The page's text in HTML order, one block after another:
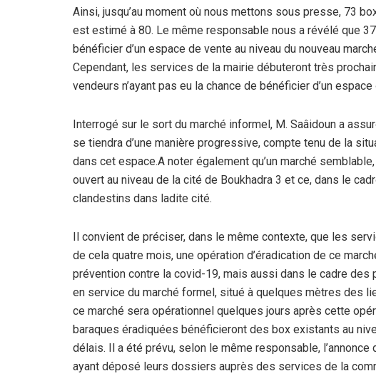
Ainsi, jusqu’au moment où nous mettons sous presse, 73
est estimé à 80. Le même responsable nous a révélé que
bénéficier d’un espace de vente au niveau du nouveau
Cependant, les services de la mairie débuteront très
vendeurs n’ayant pas eu la chance de bénéficier d’un
Interrogé sur le sort du marché informel, M. Saâidoun a
se tiendra d’une manière progressive, compte tenu de la
dans cet espace.A noter également qu’un marché
ouvert au niveau de la cité de Boukhadra 3 et ce, dans le
clandestins dans ladite cité.
Il convient de préciser, dans le même contexte, que les
de cela quatre mois, une opération d’éradication de ce
prévention contre la covid-19, mais aussi dans le cadre des
en service du marché formel, situé à quelques mètres des
ce marché sera opérationnel quelques jours après cette
baraques éradiquées bénéficieront des box existants au
délais. Il a été prévu, selon le même responsable,
ayant déposé leurs dossiers auprès des services de la